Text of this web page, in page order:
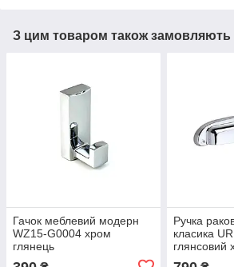
З цим товаром також замовляють
Гачок меблевий модерн
WZ15-G0004 хром
глянець
Ручка
класика